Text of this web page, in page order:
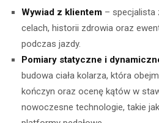
Wywiad z klientem – specjalista
celach, historii zdrowia oraz
podczas jazdy.
Pomiary statyczne i
budowa ciała kolarza, która
kończyn oraz ocenę kątów w
nowoczesne technologie, takie